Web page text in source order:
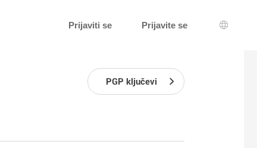
Prijaviti se Prijavite se
Izbor
PGP ključevi